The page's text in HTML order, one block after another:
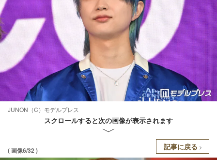
JUNON（C）モデルプレス
スクロールすると次の画像が表示されます
( 画像6/32 ) 記事に戻る